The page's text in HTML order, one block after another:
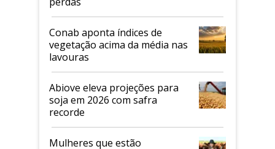
Conab aponta índices de
vegetação acima da média nas
lavouras
Abiove eleva projeções para
soja em 2026 com safra
recorde
Mulheres que estão